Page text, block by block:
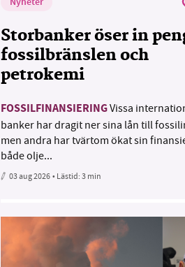
Storbanker öser in
fossilbränslen och
petrokemi
FOSSILFINANSIERINGVissa
banker har dragit ner sina lån till
men andra har tvärtom ökat sin
både olje...
03 aug 2026• Lästid:3 min